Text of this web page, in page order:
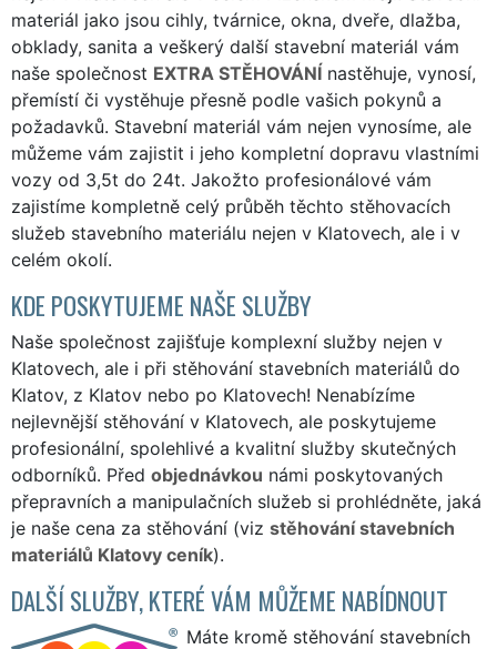
materiál jako jsou cihly, tvárnice, okna, dveře, dlažba,
obklady, sanita a veškerý další stavební materiál vám
naše společnost EXTRA STĚHOVÁNÍ nastěhuje, vynosí,
přemístí či vystěhuje přesně podle vašich pokynů a
požadavků. Stavební materiál vám nejen vynosíme, ale
můžeme vám zajistit i jeho kompletní dopravu vlastními
vozy od 3,5t do 24t. Jakožto profesionálové vám
zajistíme kompletně celý průběh těchto stěhovacích
služeb stavebního materiálu nejen v Klatovech, ale i v
celém okolí.
KDE POSKYTUJEME NAŠE SLUŽBY
Naše společnost zajišťuje komplexní služby nejen v
Klatovech, ale i při stěhování stavebních materiálů do
Klatov, z Klatov nebo po Klatovech! Nenabízíme
nejlevnější stěhování v Klatovech, ale poskytujeme
profesionální, spolehlivé a kvalitní služby skutečných
odborníků. Před objednávkou námi poskytovaných
přepravních a manipulačních služeb si prohlédněte, jaká
je naše cena za stěhování (viz stěhování stavebních
materiálů Klatovy ceník).
DALŠÍ SLUŽBY, KTERÉ VÁM MŮŽEME NABÍDNOUT
Máte kromě stěhování stavebních